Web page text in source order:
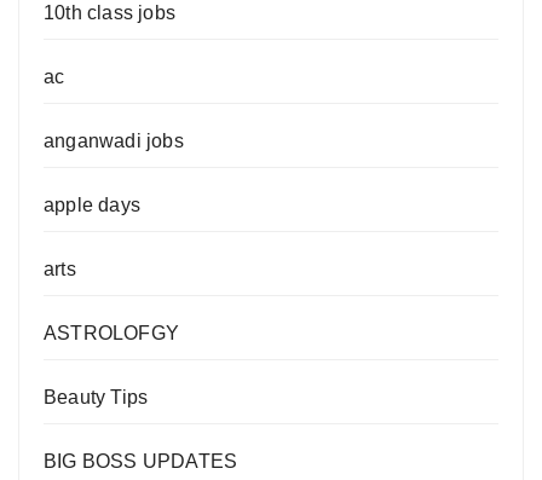
10th class jobs
ac
anganwadi jobs
apple days
arts
ASTROLOFGY
Beauty Tips
BIG BOSS UPDATES